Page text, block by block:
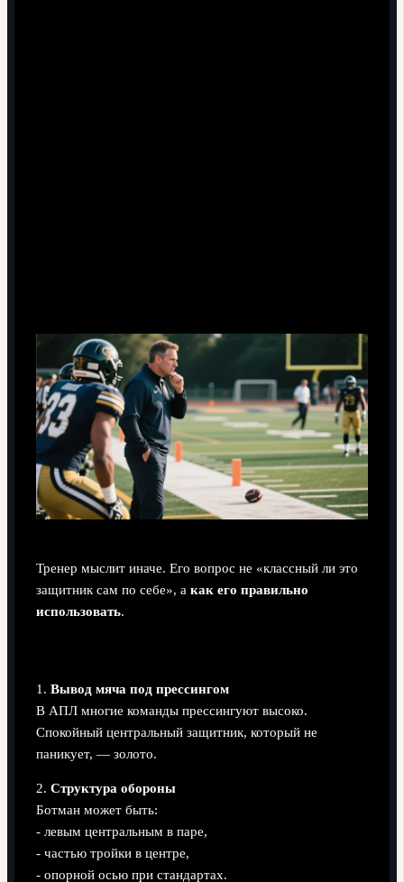
Тренер мыслит иначе. Его вопрос не «классный ли это
защитник сам по себе», а как его правильно
использовать.
1. Вывод мяча под прессингом
В АПЛ многие команды прессингуют высоко.
Спокойный центральный защитник, который не
паникует, — золото.
2. Структура обороны
Ботман может быть:
- левым центральным в паре,
- частью тройки в центре,
- опорной осью при стандартах.